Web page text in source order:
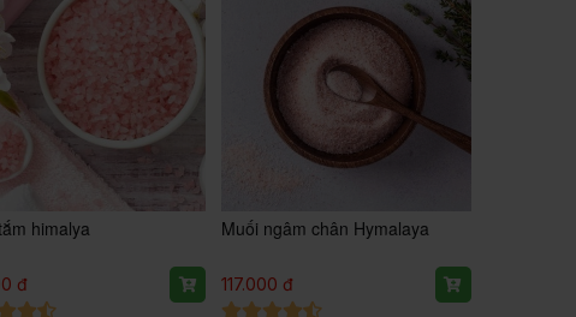
himalya
đ
Muối ngâm chân Hymalaya
117.000 đ